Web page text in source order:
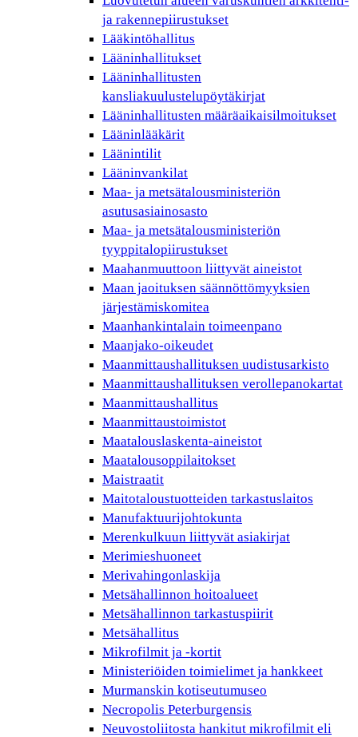
ja rakennepiirustukset
Lääkintöhallitus
Lääninhallitukset
Lääninhallitusten
kansliakuulustelupöytäkirjat
Lääninhallitusten määräaikaisilmoitukset
Lääninlääkärit
Läänintilit
Lääninvankilat
Maa- ja metsätalousministeriön
asutusasiainosasto
Maa- ja metsätalousministeriön
tyyppitalopiirustukset
Maahanmuuttoon liittyvät aineistot
Maan jaoituksen säännöttömyyksien
järjestämiskomitea
Maanhankintalain toimeenpano
Maanjako-oikeudet
Maanmittaushallituksen uudistusarkisto
Maanmittaushallituksen verollepanokartat
Maanmittaushallitus
Maanmittaustoimistot
Maatalouslaskenta-aineistot
Maatalousoppilaitokset
Maistraatit
Maitotaloustuotteiden tarkastuslaitos
Manufaktuurijohtokunta
Merenkulkuun liittyvät asiakirjat
Merimieshuoneet
Merivahingonlaskija
Metsähallinnon hoitoalueet
Metsähallinnon tarkastuspiirit
Metsähallitus
Mikrofilmit ja -kortit
Ministeriöiden toimielimet ja hankkeet
Murmanskin kotiseutumuseo
Necropolis Peterburgensis
Neuvostoliitosta hankitut mikrofilmit eli